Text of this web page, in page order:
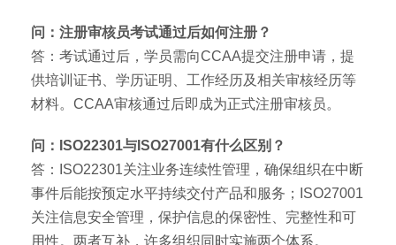
问：注册审核员考试通过后如何注册？
答：考试通过后，学员需向CCAA提交注册申请，提
供培训证书、学历证明、工作经历及相关审核经历等
材料。CCAA审核通过后即成为正式注册审核员。
问：ISO22301与ISO27001有什么区别？
答：ISO22301关注业务连续性管理，确保组织在中断
事件后能按预定水平持续交付产品和服务；ISO27001
关注信息安全管理，保护信息的保密性、完整性和可
用性。两者互补，许多组织同时实施两个体系。